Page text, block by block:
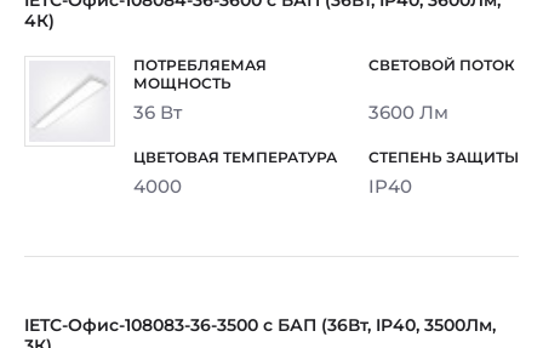
4К)
36 Вт 3600 Лм
4000 IP40
IETC-Офис-108083-36-3500 с БАП (36Вт, IP40, 3500Лм,